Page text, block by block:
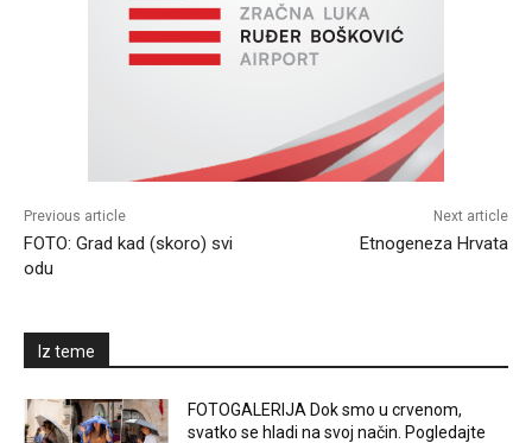
Previous article
FOTO: Grad kad (skoro) svi
odu
Next article
Etnogeneza Hrvata
Iz teme
FOTOGALERIJA Dok smo u crvenom,
svatko se hladi na svoj način. Pogledajte